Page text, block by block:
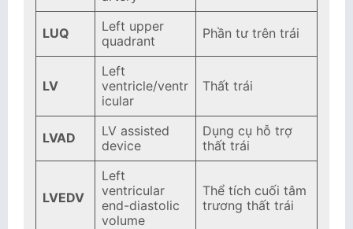
LUQ
Left upper
quadrant
Phần tư trên trái
LV
Left
ventricle/ventr
icular
Thất trái
LVAD
LV assisted
device
Dụng cụ hỗ trợ
thất trái
LVEDV
Left
ventricular
end-diastolic
volume
Thể tích cuối tâm
trương thất trái